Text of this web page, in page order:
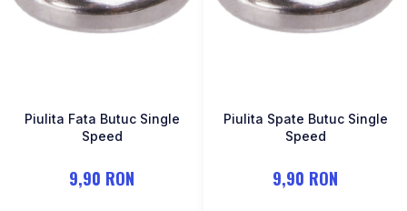
Piulita Fata Butuc Single
Speed
9,90 RON
Piulita Spate Butuc Single
Speed
9,90 RON